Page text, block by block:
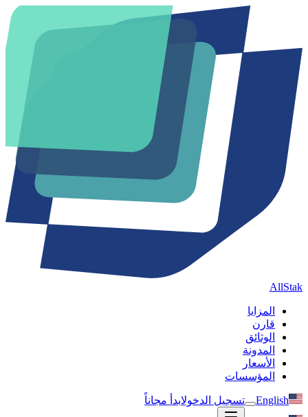
AllStak
المزايا
قارن
الوثائق
المدونة
الأسعار
المؤسسات
English تسجيل الدخولابدأ مجاناً